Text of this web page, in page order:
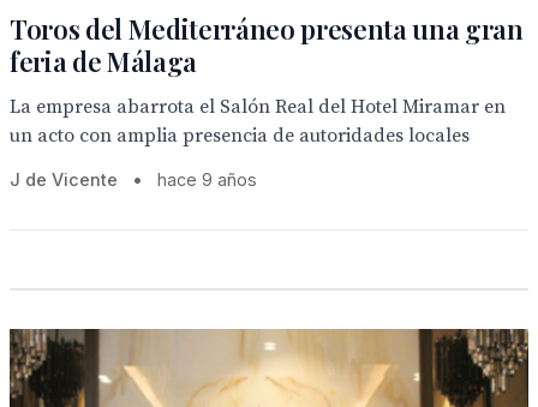
Toros del Mediterráneo presenta una gran
feria de Málaga
La empresa abarrota el Salón Real del Hotel Miramar en
un acto con amplia presencia de autoridades locales
J de Vicente • hace 9 años